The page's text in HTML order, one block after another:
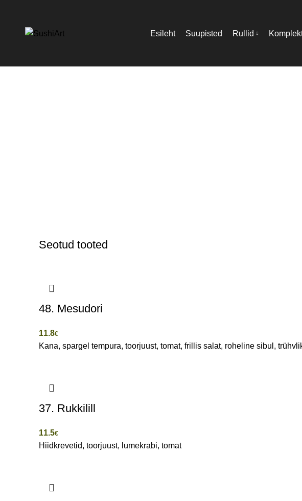
Esileht Suupisted Rullid
Seotud tooted
48. Mesudori
11.8€
Kana, spargel tempura, toorjuust, tomat, frillis salat, roheline sibul,
37. Rukkilill
11.5€
Hiidkrevetid, toorjuust, lumekrabi, tomat